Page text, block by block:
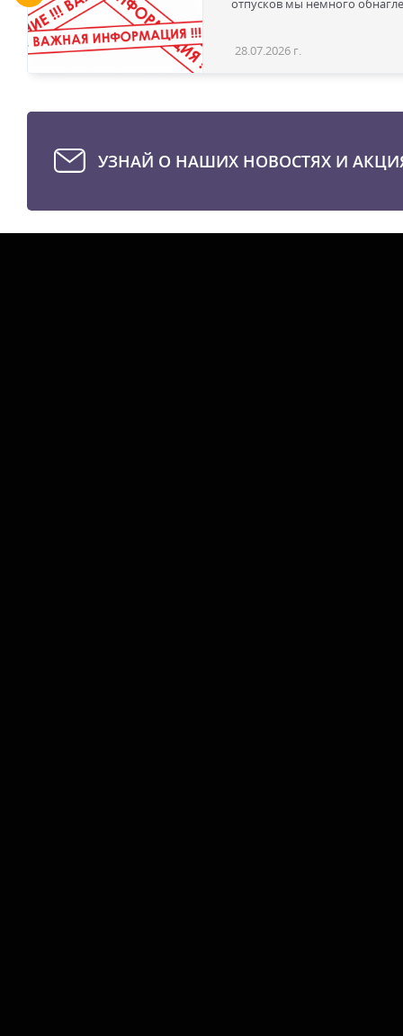
отпусков мы немного
28.07.2026 г.
УЗНАЙ О НАШИХ НОВОСТЯХ И